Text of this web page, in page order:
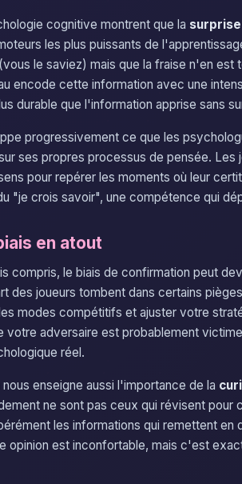
cognitive montrent que la surprise
les plus puissants de
le saviez) mais que la fraise n'en est
encode cette information avec une
durable que l'information apprise sans
progressivement ce que les
ses propres processus de pensée. Les
pour repérer les moments où leur
"je crois savoir", une compétence qui
en atout
compris, le biais de confirmation peut
des joueurs tombent dans certains
modes compétitifs et ajuster votre
votre adversaire est probablement
réel.
enseigne aussi l'importance de la
ne sont pas ceux qui révisent pour
les informations qui remettent en
opinion est inconfortable, mais c'est